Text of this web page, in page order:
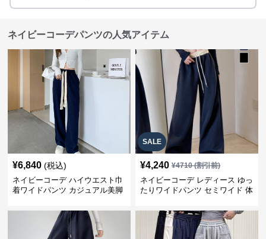
ネイビーコーデパンツの人気アイテム
¥6,840 (税込)
ネイビーコーデ ハイウエスト巾
着ワイドパンツ カジュアル美脚
SALE
¥4,240 ¥4710(割引前)
ネイビーコーデ レディース ゆっ
たりワイドパンツ セミワイド 体